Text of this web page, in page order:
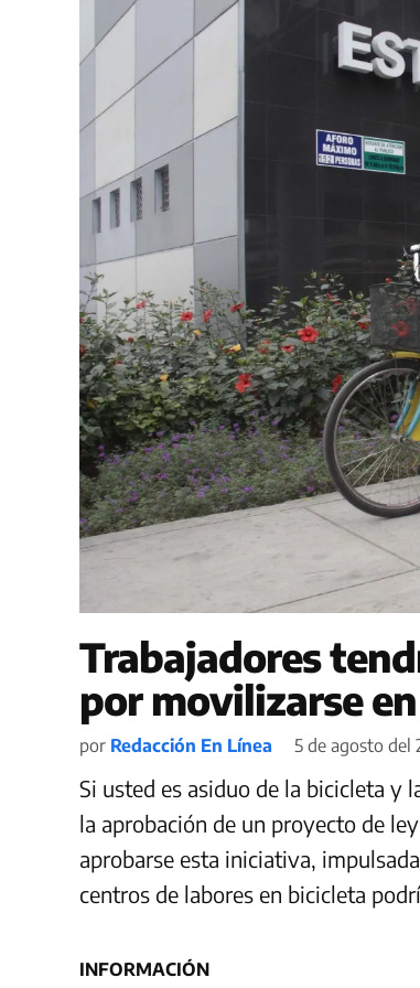
Trabajadores
por movilizarse
por Redacción En Línea 5 de agosto del
Si usted es asiduo de la bicicleta y
la aprobación de un proyecto de
aprobarse esta iniciativa,
centros de labores en bicicleta
INFORMACIÓN